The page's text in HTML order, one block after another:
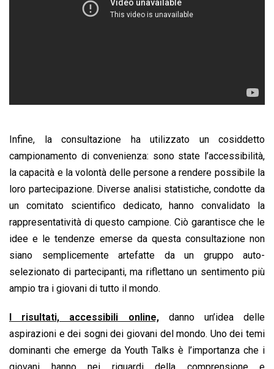
Infine, la consultazione ha utilizzato un cosiddetto
campionamento di convenienza: sono state l’accessibilità,
la capacità e la volontà delle persone a rendere possibile la
loro partecipazione. Diverse analisi statistiche, condotte da
un comitato scientifico dedicato, hanno convalidato la
rappresentatività di questo campione. Ciò garantisce che le
idee e le tendenze emerse da questa consultazione non
siano semplicemente artefatte da un gruppo auto-
selezionato di partecipanti, ma riflettano un sentimento più
ampio tra i giovani di tutto il mondo.
I risultati, accessibili online,danno un’idea delle
aspirazioni e dei sogni dei giovani del mondo. Uno dei temi
dominanti che emerge da Youth Talks è l’importanza che i
giovani hanno nei riguardi della comprensione e